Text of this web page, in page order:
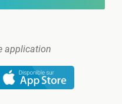
application